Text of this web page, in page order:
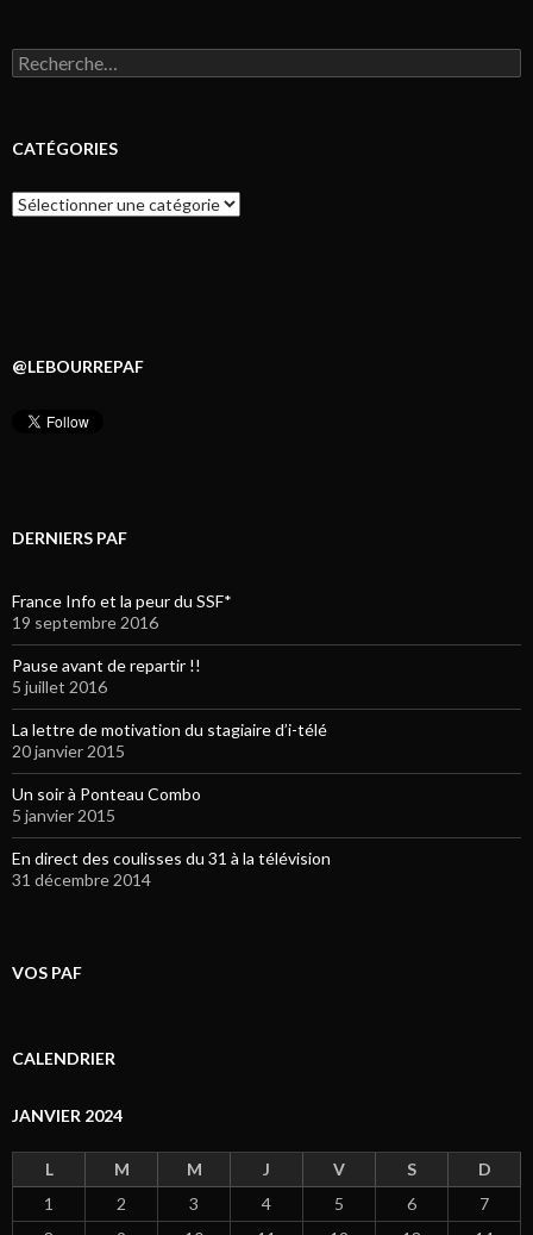
Rechercher :
CATÉGORIES
Catégories
@LEBOURREPAF
DERNIERS PAF
France Info et la peur du SSF*
19 septembre 2016
Pause avant de repartir !!
5 juillet 2016
La lettre de motivation du stagiaire d’i-télé
20 janvier 2015
Un soir à Ponteau Combo
5 janvier 2015
En direct des coulisses du 31 à la télévision
31 décembre 2014
VOS PAF
CALENDRIER
JANVIER 2024
L M M J V S
D
1
2 3 4 5 6
7